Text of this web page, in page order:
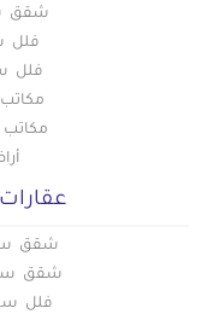
شقق
فلل
فلل
مكاتب
مكاتب
عقارات
شقق
شقق
فلل